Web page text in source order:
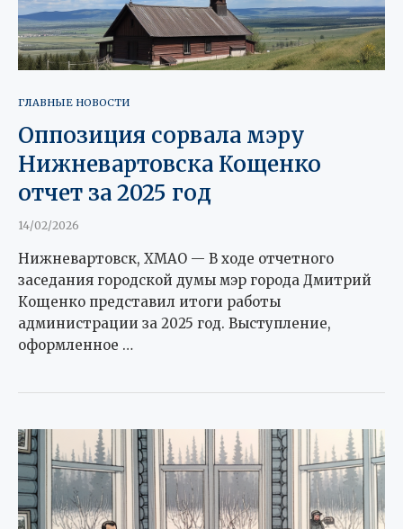
ГЛАВНЫЕ НОВОСТИ
Оппозиция сорвала мэру
Нижневартовска Кощенко
отчет за 2025 год
14/02/2026
Нижневартовск, ХМАО — В ходе отчетного
заседания городской думы мэр города Дмитрий
Кощенко представил итоги работы
администрации за 2025 год. Выступление,
оформленное …